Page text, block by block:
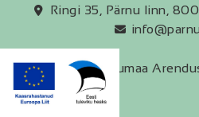
Ringi 35, Pärnu linn,
Pärnumaa